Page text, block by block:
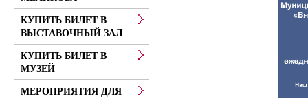
КУПИТЬ БИЛЕТ В
ВЫСТАВОЧНЫЙ ЗАЛ
КУПИТЬ БИЛЕТ В
МУЗЕЙ
МЕРОПРИЯТИЯ ДЛЯ